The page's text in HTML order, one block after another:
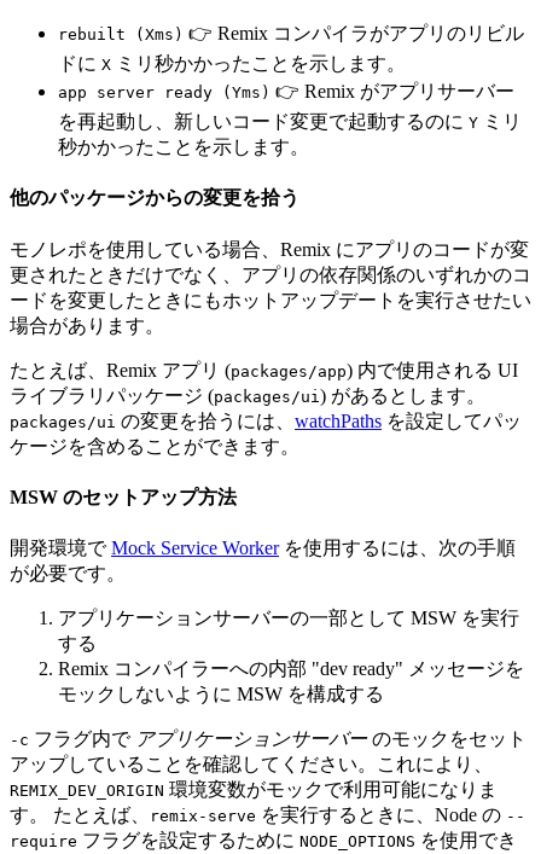
rebuilt (Xms) 👉 Remix コンパイラがアプリのリビル
ドに X ミリ秒かかったことを示します。
app server ready (Yms) 👉 Remix がアプリサーバー
を再起動し、新しいコード変更で起動するのに Y ミリ
秒かかったことを示します。
他のパッケージからの変更を拾う
モノレポを使用している場合、Remix にアプリのコードが変
更されたときだけでなく、アプリの依存関係のいずれかのコ
ードを変更したときにもホットアップデートを実行させたい
場合があります。
たとえば、Remix アプリ (packages/app) 内で使用される UI
ライブラリパッケージ (packages/ui ) があるとします。
packages/ui の変更を拾うには、 watchPaths を設定してパッ
ケージを含めることができます。
MSW のセットアップ方法
開発環境でMock Service Workerを使用するには、次の手順
が必要です。
アプリケーションサーバーの一部として MSW を実行
する
Remix コンパイラーへの内部 "dev ready" メッセージを
モックしないように MSW を構成する
-c フラグ内で アプリケーションサーバーのモックをセット
アップしていることを確認してください。これにより、
REMIX_DEV_ORIGIN 環境変数がモックで利用可能になりま
す。 たとえば、
remix-serve を実行するときに、Node の --
require フラグを設定するために NODE_OPTIONS を使用でき